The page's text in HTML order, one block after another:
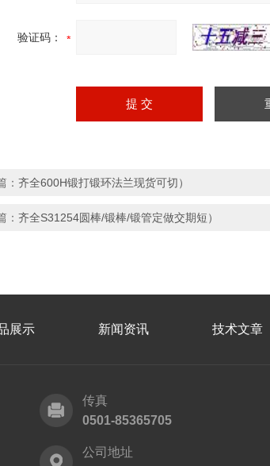
验证码：
： 齐全600H锻打锻环法兰现货可切）
： 齐全S31254圆棒/锻棒/锻管定做交期短）
展示 新闻资讯 技术文章
传真
0501-85365705
公司地址